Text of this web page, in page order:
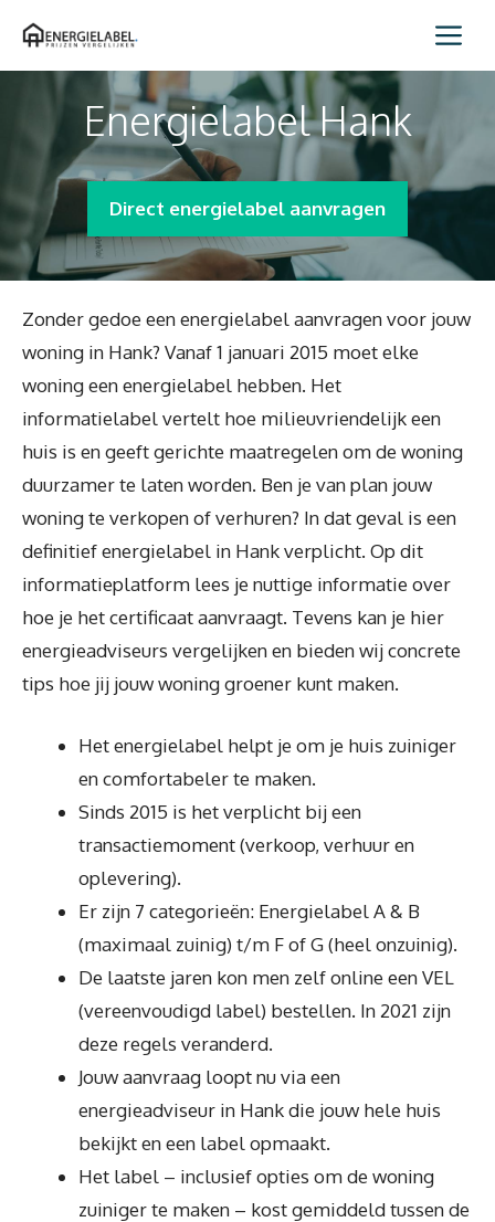
naar
Energielabel Hank
Direct energielabel aanvragen
Zonder gedoe een energielabel aanvragen voor jouw
woning in Hank? Vanaf 1 januari 2015 moet elke
woning een energielabel hebben. Het
informatielabel vertelt hoe milieuvriendelijk een
huis is en geeft gerichte maatregelen om de woning
duurzamer te laten worden. Ben je van plan jouw
woning te verkopen of verhuren? In dat geval is een
definitief energielabel in Hank verplicht. Op dit
informatieplatform lees je nuttige informatie over
hoe je het certificaat aanvraagt. Tevens kan je hier
energieadviseurs vergelijken en bieden wij concrete
tips hoe jij jouw woning groener kunt maken.
Het energielabel helpt je om je huis zuiniger
en comfortabeler te maken.
Sinds 2015 is het verplicht bij een
transactiemoment (verkoop, verhuur en
oplevering).
Er zijn 7 categorieën: Energielabel A & B
(maximaal zuinig) t/m F of G (heel onzuinig).
De laatste jaren kon men zelf online een VEL
(vereenvoudigd label) bestellen. In 2021 zijn
deze regels veranderd.
Jouw aanvraag loopt nu via een
energieadviseur in Hank die jouw hele huis
bekijkt en een label opmaakt.
Het label – inclusief opties om de woning
zuiniger te maken – kost gemiddeld tussen de